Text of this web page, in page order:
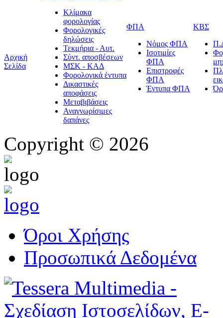
Αρχική
Σελίδα
Κλίμακα
φορολογίας
Φορολογικές
δηλώσεις
Τεκμήρια - Αυτ.
Σύντ. αποσβέσεων
ΜΣΚ - ΚΑΔ
Φορολογικά έντυπα
Δικαστικές
αποφάσεις
Μεταβιβάσεις
Αναγνωρίσιμες
δαπάνες
ΦΠΑ
Νόμος ΦΠΑ
Ισοτιμίες
ΦΠΑ
Επιστροφές
ΦΠΑ
Έντυπα ΦΠΑ
ΚΒΣ
Copyright © 2026
Όροι Χρήσης
Προσωπικά Δεδομένα